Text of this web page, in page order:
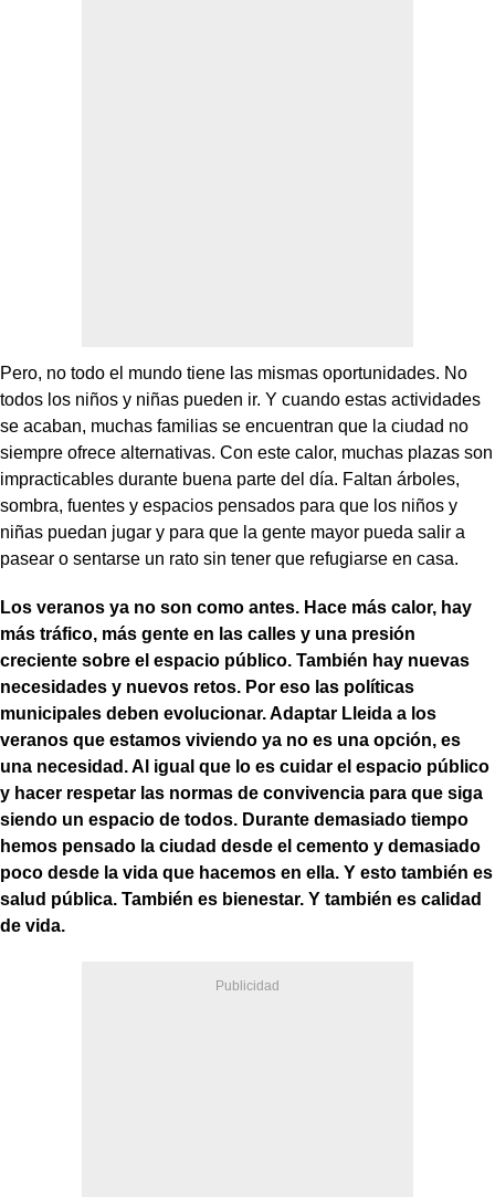
Pero, no todo el mundo tiene las mismas oportunidades. No
todos los niños y niñas pueden ir. Y cuando estas actividades
se acaban, muchas familias se encuentran que la ciudad no
siempre ofrece alternativas. Con este calor, muchas plazas son
impracticables durante buena parte del día. Faltan árboles,
sombra, fuentes y espacios pensados para que los niños y
niñas puedan jugar y para que la gente mayor pueda salir a
pasear o sentarse un rato sin tener que refugiarse en casa.
Los veranos ya no son como antes. Hace más calor, hay
más tráfico, más gente en las calles y una presión
creciente sobre el espacio público. También hay nuevas
necesidades y nuevos retos. Por eso las políticas
municipales deben evolucionar. Adaptar Lleida a los
veranos que estamos viviendo ya no es una opción, es
una necesidad. Al igual que lo es cuidar el espacio público
y hacer respetar las normas de convivencia para que siga
siendo un espacio de todos. Durante demasiado tiempo
hemos pensado la ciudad desde el cemento y demasiado
poco desde la vida que hacemos en ella. Y esto también es
salud pública. También es bienestar. Y también es calidad
de vida.